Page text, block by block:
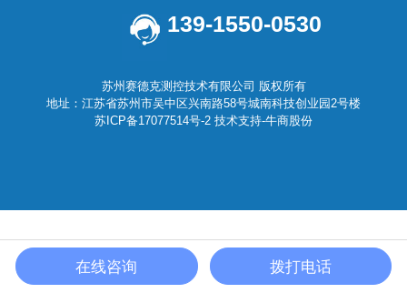
139-1550-0530
苏州赛德克测控技术有限公司 版权所有
地址：江苏省苏州市吴中区兴南路58号城南科技创业园2号楼
苏ICP备17077514号-2 技术支持-牛商股份
产品中心 关于我们 电话咨询
在线咨询 拨打电话